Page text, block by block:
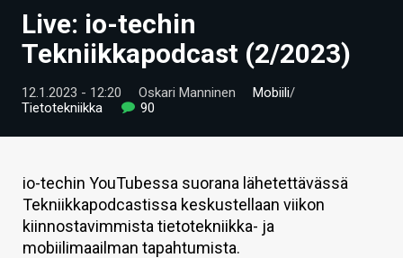
UUTISET
VIDEOT
TIETOA
HINTA.FI
Live: io-techin
Tekniikkapodcast (2/2023)
12.1.2023 - 12:20 Oskari Manninen Mobiili/
Tietotekniikka
90
io-techin YouTubessa suorana lähetettävässä
Tekniikkapodcastissa keskustellaan viikon
kiinnostavimmista tietotekniikka- ja
mobiilimaailman tapahtumista.